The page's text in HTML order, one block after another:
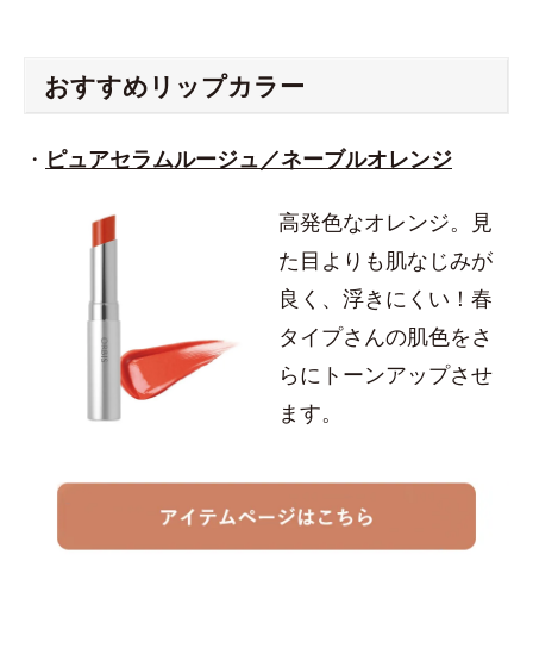
おすすめリップカラー
・ ピュアセラムルージュ／ネーブルオレンジ
高発色なオレンジ。見
た目よりも肌なじみが
良く、浮きにくい！春
タイプさんの肌色をさ
らにトーンアップさせ
ます。